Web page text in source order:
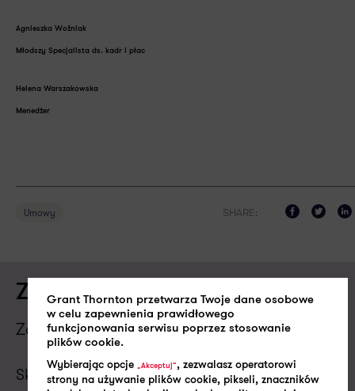
Agnieszka Woźniak
Młodszy Specjalista ds. kadr i płac
Helena Warszakowska
Menedżer
Umowy SHARE:
Zapytaj o ofertę usługi
Zapytanie o usługę
Skontaktujemy się z Tobą w najbliższym dniu
Grant Thornton przetwarza Twoje dane osobowe
w celu zapewnienia prawidłowego
funkcjonowania serwisu poprzez stosowanie
plików cookie.
Wybierając opcje„Akceptuj”, zezwalasz operatorowi
strony na używanie plików cookie, pikseli, znaczników